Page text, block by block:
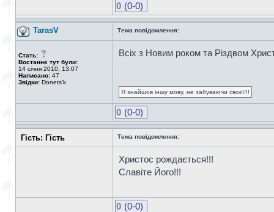
0 (0-0)
TarasV Тема повідомлення:
Стать:
Востаннє тут були:
14 січня 2010, 13:07
Написано: 47
Звідки: Donets'k
Всіх з Новим роком та Різдвом
Я знайшов іншу мову, не забуваючи своєї!!!
0 (0-0)
Гість: Гість Тема повідомлення:
Христос рождається!!!
Славіте Його!!!
0 (0-0)